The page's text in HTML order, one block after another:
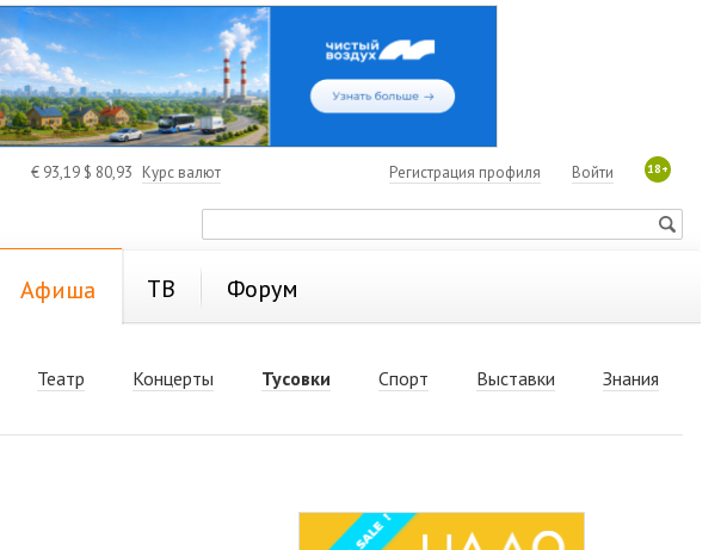
€ 93,19 $ 80,93 Курс валют 18+
Войти
Регистрация профиля
Афиша ТВ Форум
Театр Концерты Тусовки Спорт Выставки Знания